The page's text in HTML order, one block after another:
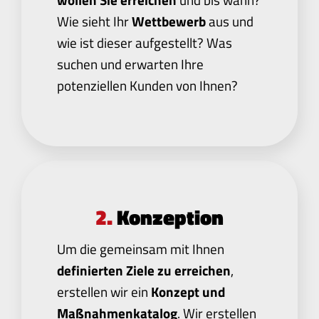
Wie sieht IhrWettbewerbaus und
wie ist dieser aufgestellt? Was
suchen und erwarten Ihre
potenziellen Kunden von Ihnen?
2.Konzeption
Um die gemeinsam mit Ihnen
definierten Ziele zu erreichen,
erstellen wir ein Konzept und
Maßnahmenkatalog. Wir erstellen